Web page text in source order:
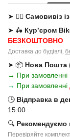
➤ 🚶‍♂️ Самовивіз
➤ 🛵 Кур’єром
БЕЗКОШТОВНО
Доставка до будівлі,
➤ 📦 Нова Пошта
→ При замовленні
→ При замовленні
🕒 Відправка в
15:00
🔍 Рекомендуємо
Перевіряйте